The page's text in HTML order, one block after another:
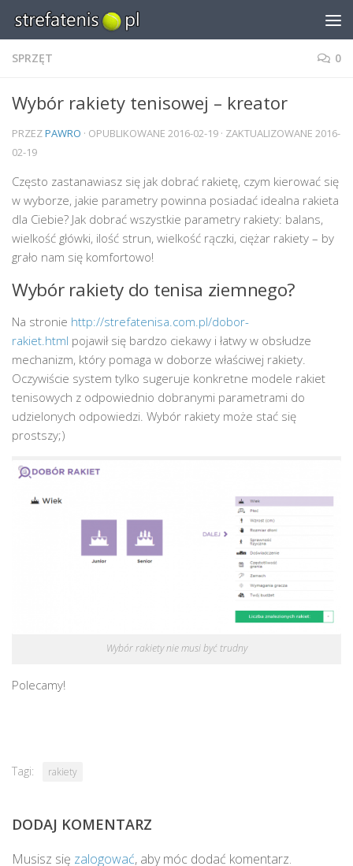
Skip to content
SPRZĘT 0
Wybór rakiety tenisowej – kreator
PRZEZPAWRO · OPUBLIKOWANE 2016-02-19 · ZAKTUALIZOWANE 2016-
02-19
Często zastanawiasz się jak dobrać rakietę, czym kierować się
w wyborze, jakie parametry powinna posiadać idealna rakieta
dla Ciebie? Jak dobrać wszystkie parametry rakiety: balans,
wielkość główki, ilość strun, wielkość rączki, ciężar rakiety – by
grało nam się komfortowo!
Wybór rakiety do tenisa ziemnego?
Na stronie http://strefatenisa.com.pl/dobor-
rakiet.html pojawił się bardzo ciekawy i łatwy w obsłudze
mechanizm, który pomaga w doborze właściwej rakiety.
Oczywiście system tylko sugeruje konkretne modele rakiet
tenisowych z odpowiednio dobranymi parametrami do
udzielonych odpowiedzi. Wybór rakiety może stać się
prostszy;)
Wybór rakiety nie musi być trudny
Polecamy!
Tagi: rakiety
DODAJ KOMENTARZ
Musisz się zalogować, aby móc dodać komentarz.